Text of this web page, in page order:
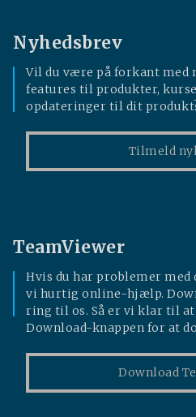
Nyhedsbrev
Vil du være på forkant med
features til produkter,
opdateringer til dit
Tilmeld
TeamViewer
Hvis du har problemer
vi hurtig online-hjælp.
ring til os. Så er vi klar til
Download-knappen for at
Download